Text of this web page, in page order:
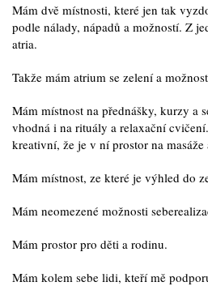
Mám dvě místnosti, které jen tak
podle nálady, nápadů a možností. Z
atria.
Takže mám atrium se zelení a
Mám místnost na přednášky, kurzy a
vhodná i na rituály a relaxační
kreativní, že je v ní prostor na masáže
Mám místnost, ze které je výhled do
Mám neomezené možnosti
Mám prostor pro děti a rodinu.
Mám kolem sebe lidi, kteří mě